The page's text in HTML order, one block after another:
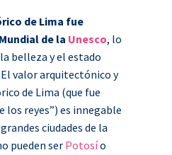
de Lima fue
de la Unesco, lo
belleza y el estado
valor arquitectónico y
de Lima (que fue
los reyes”) es innegable
ciudades de la
pueden ser Potosío